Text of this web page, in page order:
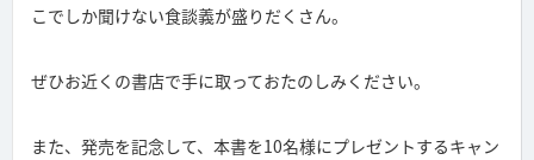
こでしか聞けない食談義が盛りだくさん。
ぜひお近くの書店で手に取っておたのしみください。
また、発売を記念して、本書を10名様にプレゼントするキャン